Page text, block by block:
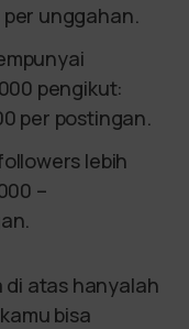
per unggahan.
pengikut:
per postingan.
lebih
–
di atas hanyalah
bisa